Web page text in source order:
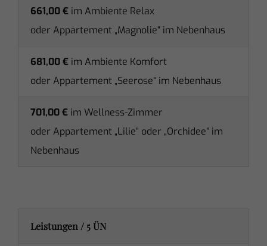
661,00 € im Ambiente Relax
oder Appartement „Magnolie“ im Nebenhaus
681,00 € im Ambiente Komfort
oder Appartement „Seerose“ im Nebenhaus
701,00 € im Wellness-Zimmer
­oder Appartement „Lilie“ oder „Orchidee“ im
Nebenhaus
Leistungen / 5 ÜN